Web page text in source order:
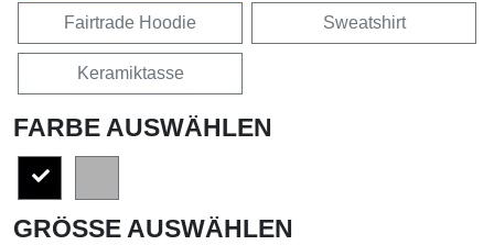
Fairtrade Hoodie Sweatshirt
Keramiktasse
FARBE AUSWÄHLEN
GRÖSSE AUSWÄHLEN